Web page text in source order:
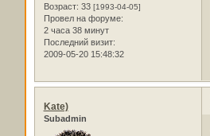
Возраст: 33 [1993-04-05]
Провел на форуме:
2 часа 38 минут
Последний визит:
2009-05-20 15:48:32
Kate)
Subadmin